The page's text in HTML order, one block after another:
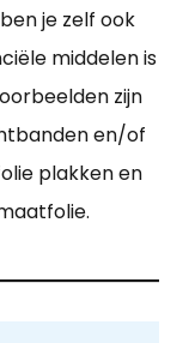
je zelf ook
middelen is
zijn
en/of
plakken en